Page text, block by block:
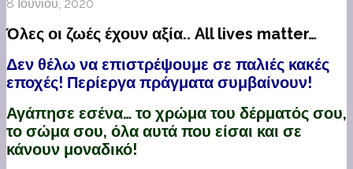
8 Ιουνίου, 2020
Όλες οι ζωές έχουν αξία.. All lives matter…
Δεν θέλω να επιστρέψουμε σε παλιές κακές
εποχές! Περίεργα πράγματα συμβαίνουν!
Αγάπησε εσένα… το χρώμα του δέρματός σου,
το σώμα σου, όλα αυτά που είσαι και σε
κάνουν μοναδικό!